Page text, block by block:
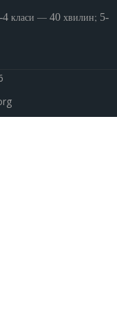
4 класи — 40 хвилин; 5-